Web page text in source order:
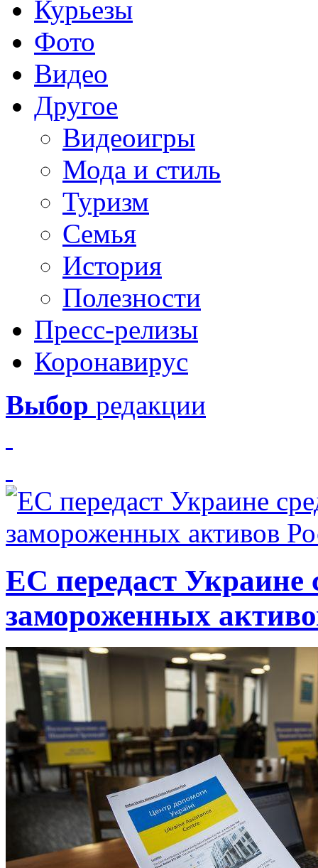
Курьезы
Фото
Видео
Другое
Видеоигры
Мода и стиль
Туризм
Семья
История
Полезности
Пресс-релизы
Коронавирус
Выбор редакции
ЕС передаст Украине
замороженных